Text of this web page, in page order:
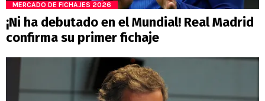
MERCADO DE FICHAJES 2026
¡Ni ha debutado en el Mundial! Real Madrid
confirma su primer fichaje